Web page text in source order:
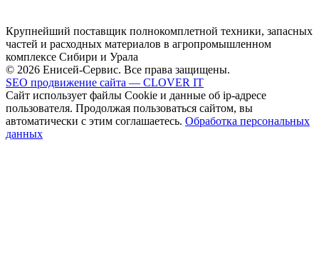
Крупнейший поставщик полнокомплетной техники, запасных
частей и расходных материалов в агропромышленном
комплексе Сибири и Урала
© 2026 Енисей-Сервис. Все права защищены.
SEO продвижение сайта — CLOVER IT
Сайт использует файлы Cookie и данные об ip-адресе
пользователя. Продолжая пользоваться сайтом, вы
автоматически с этим соглашаетесь. Обработка персональных
данных